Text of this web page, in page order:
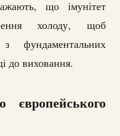
що імунітет
холоду, щоб
фундаментальних
до виховання.